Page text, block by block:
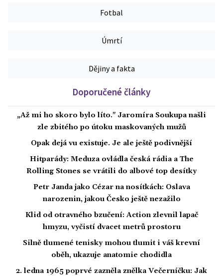
Fotbal
Úmrtí
Dějiny a fakta
Doporučené články
„Až mi ho skoro bylo líto." Jaromíra Soukupa našli
zle zbitého po útoku maskovaných mužů
Opak dejá vu existuje. Je ale ještě podivnější
Hitparády: Meduza ovládla česká rádia a The
Rolling Stones se vrátili do albové top desítky
Petr Janda jako Cézar na nosítkách: Oslava
narozenin, jakou Česko ještě nezažilo
Klid od otravného bzučení: Action zlevnil lapač
hmyzu, vyčistí dvacet metrů prostoru
Silně tlumené tenisky mohou tlumit i váš krevní
oběh, ukazuje anatomie chodidla
2. ledna 1965 poprvé zazněla znělka Večerníčku: Jak